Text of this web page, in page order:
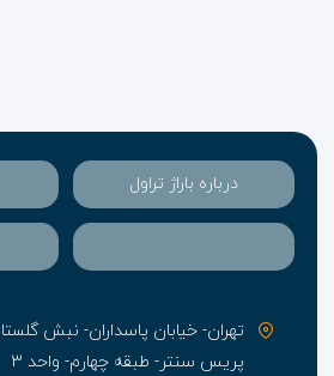
باید به رستوران مجموعه جدید مراجعه
درباره باراژ تراول
تهران- خیابان پاسداران- نبش
پریس سنتر- طبقه چهارم- واحد ۳